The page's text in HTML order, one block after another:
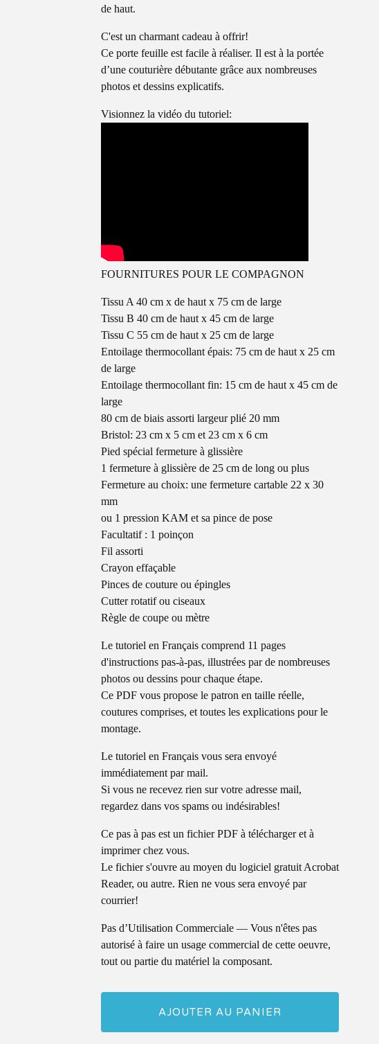
de haut.
C'est un charmant cadeau à offrir!
Ce porte feuille est facile à réaliser. Il est à la portée
d’une couturière débutante grâce aux nombreuses
photos et dessins explicatifs.
Visionnez la vidéo du tutoriel:
FOURNITURES POUR LE COMPAGNON
Tissu A 40 cm x de haut x 75 cm de large
Tissu B 40 cm de haut x 45 cm de large
Tissu C 55 cm de haut x 25 cm de large
Entoilage thermocollant épais: 75 cm de haut x 25 cm
de large
Entoilage thermocollant fin: 15 cm de haut x 45 cm de
large
80 cm de biais assorti largeur plié 20 mm
Bristol: 23 cm x 5 cm et 23 cm x 6 cm
Pied spécial fermeture à glissière
1 fermeture à glissière de 25 cm de long ou plus
Fermeture au choix: une fermeture cartable 22 x 30
mm
ou 1 pression KAM et sa pince de pose
Facultatif : 1 poinçon
Fil assorti
Crayon effaçable
Pinces de couture ou épingles
Cutter rotatif ou ciseaux
Règle de coupe ou mètre
Le tutoriel en Français comprend 11 pages
d'instructions pas-à-pas, illustrées par de nombreuses
photos ou dessins pour chaque étape.
Ce PDF vous propose le patron en taille réelle,
coutures comprises, et toutes les explications pour le
montage.
Le tutoriel en Français vous sera envoyé
immédiatement par mail.
Si vous ne recevez rien sur votre adresse mail,
regardez dans vos spams ou indésirables!
Ce pas à pas est un fichier PDF à télécharger et à
imprimer chez vous.
Le fichier s'ouvre au moyen du logiciel gratuit Acrobat
Reader, ou autre. Rien ne vous sera envoyé par
courrier!
Pas d’Utilisation Commerciale — Vous n'êtes pas
autorisé à faire un usage commercial de cette oeuvre,
tout ou partie du matériel la composant.
AJOUTER AU PANIER